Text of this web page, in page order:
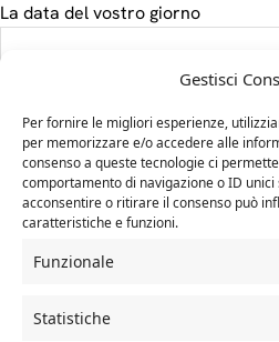
Gestisci
Per fornire le migliori esperienze,
per memorizzare e/o accedere alle
consenso a queste tecnologie ci
comportamento di navigazione o ID unici
acconsentire o ritirare il consenso può
caratteristiche e funzioni.
Funzionale
Statistiche
La data del vostro giorno
Il tuo messaggio